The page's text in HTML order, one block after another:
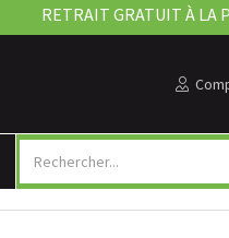
RETRAIT GRATUIT À LA